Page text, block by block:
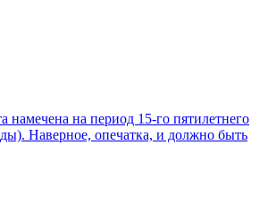
намечена на период 15-го пятилетнего
Наверное, опечатка, и должно быть